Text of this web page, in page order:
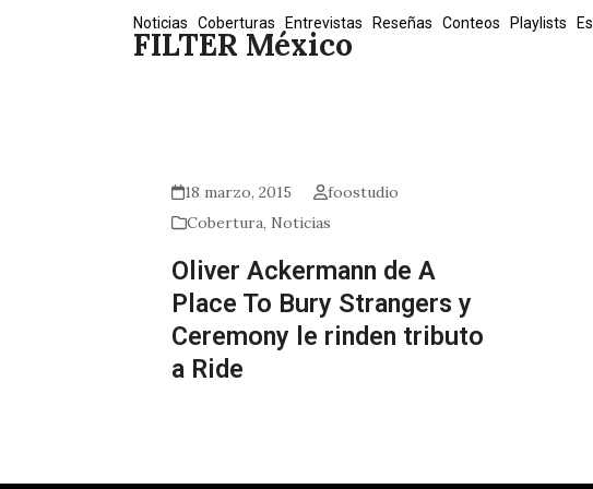
FILTER México
Noticias Coberturas Entrevistas Reseñas Conteos Playlists
18 marzo, 2015
foostudio
Cobertura, Noticias
Oliver Ackermann de A
Place To Bury Strangers y
Ceremony le rinden tributo
a Ride